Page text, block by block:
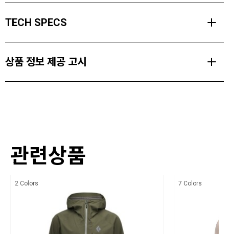
비 오는 날에 적합한 미니멀하면서도 견고한 방수 재킷입니다.
BD.dry™ 3레이어 방수/투습/방풍 기술과 PFAS 프리 DWR 마감 처리
가 적용되어 심각한 우천 상황에서도 뛰어난 성능을 발휘합니다.
니다.
PRODUCT FEATURES
BD.dry™ 3L 방수/투습/방풍 기술 적용
24시간 기준 20,000g/m² 투습도
TECH SPECS
17d Stretch Nylon BD.Dry 3L. Jersey Backer. PFAS-free DWR
finish (Face- 100% Nylon. Backer- 100% Polyester. 88gsm)
상품 정보 제공 고시
상세설명참조
치수
제조자,수입품의 경우 수입자를 함께 표기
관련상품
2 Colors 7 Colors